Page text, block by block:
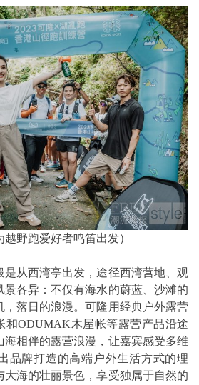
越野跑爱好者鸣笛出发）
是从西湾亭出发，途径西湾营地、观
各异：不仅有海水的蔚蓝、沙滩的
，落日的浪漫。可隆用经典户外露营
和ODUMAK木屋帐等露营产品沿途
相伴的露营浪漫，让嘉宾感受多维
品牌打造的高端户外生活方式的理
海的壮丽景色，享受独属于自然的